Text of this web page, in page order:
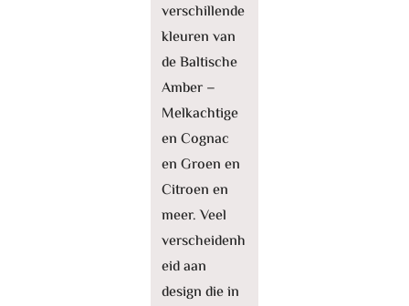
verschillende
kleuren van
de Baltische
Amber –
Melkachtige
en Cognac
en Groen en
Citroen en
meer. Veel
verscheidenh
eid aan
design die in